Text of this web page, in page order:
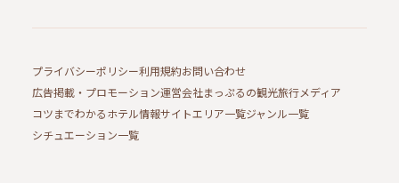
プライバシーポリシー利用規約お問い合わせ
広告掲載・プロモーション運営会社まっぷるの観光旅行メディア
コツまでわかるホテル情報サイトエリア一覧ジャンル一覧
シチュエーション一覧